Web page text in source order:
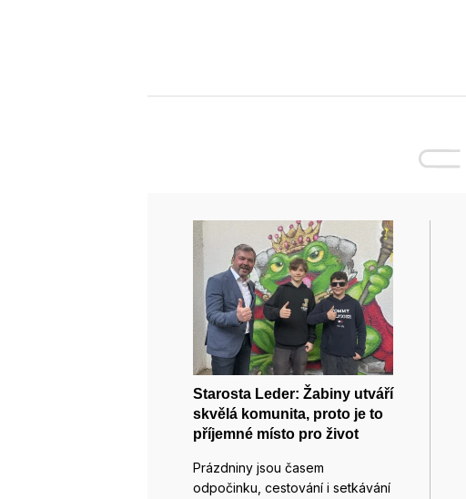
Starosta Leder: Žabiny utváří
skvělá komunita, proto je to
příjemné místo pro život
Prázdniny jsou časem
odpočinku, cestování i setkávání